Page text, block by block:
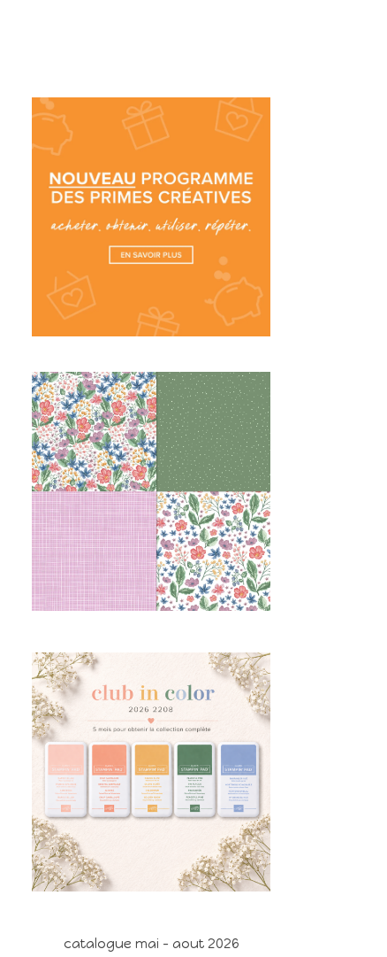
catalogue mai - aout 2026